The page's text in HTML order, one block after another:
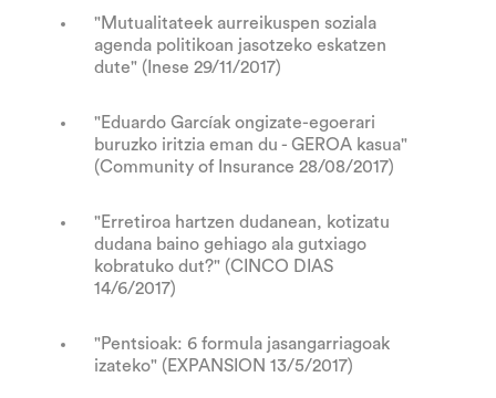
"Mutualitateek aurreikuspen soziala
agenda politikoan jasotzeko eskatzen
dute" (Inese 29/11/2017)
"Eduardo Garcíak ongizate-egoerari
buruzko iritzia eman du - GEROA kasua"
(Community of Insurance 28/08/2017)
"Erretiroa hartzen dudanean, kotizatu
dudana baino gehiago ala gutxiago
kobratuko dut?" (CINCO DIAS
14/6/2017)
"Pentsioak: 6 formula jasangarriagoak
izateko" (EXPANSION 13/5/2017)